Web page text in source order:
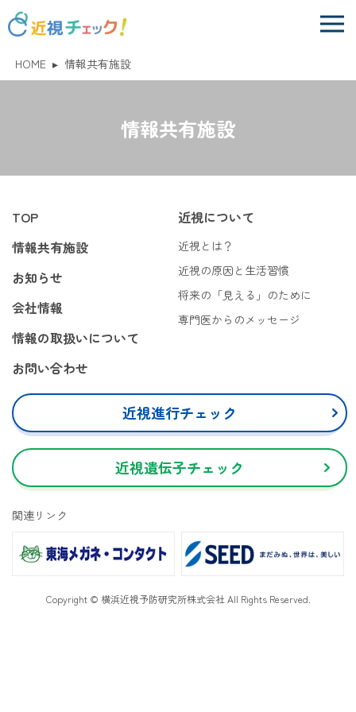
HOME ▸ 情報共有施設
情報共有施設
TOP
情報共有施設
お知らせ
会社情報
情報の取扱いについて
お問い合わせ
近視について
近視とは？
近視の原因と生活習慣
将来の「見える」のために
専門医からのメッセージ
近視進行チェック
近視遺伝子チェック
関連リンク
Copyright © 横浜近視予防研究所株式会社 All Rights Reserved.